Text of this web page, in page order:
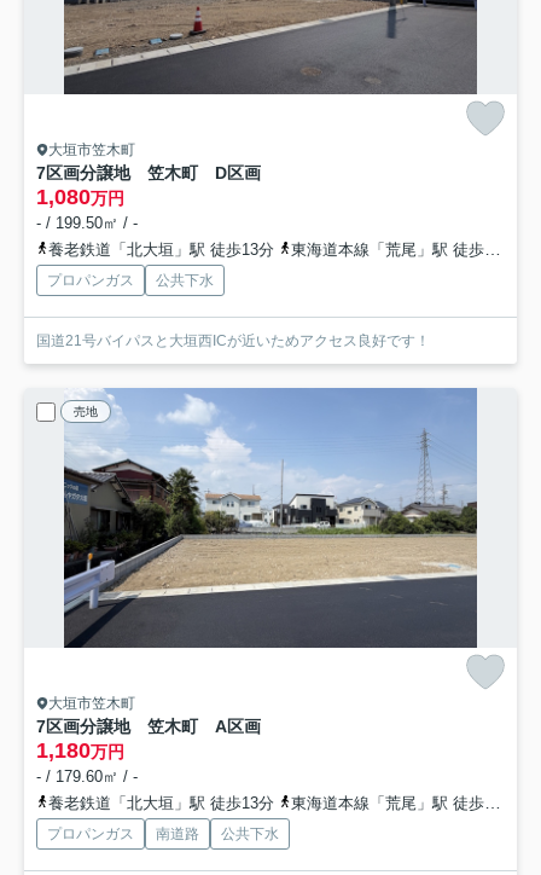
大垣市笠木町
7区画分譲地 笠木町 D区画
1,080万円
- / 199.50㎡ / -
養老鉄道「北大垣」駅 徒歩13分
東海道本線「荒尾」駅 徒歩21分
プロパンガス 公共下水
国道21号バイパスと大垣西ICが近いためアクセス良好です！
売地
大垣市笠木町
7区画分譲地 笠木町 A区画
1,180万円
- / 179.60㎡ / -
養老鉄道「北大垣」駅 徒歩13分
東海道本線「荒尾」駅 徒歩21分
プロパンガス 南道路 公共下水